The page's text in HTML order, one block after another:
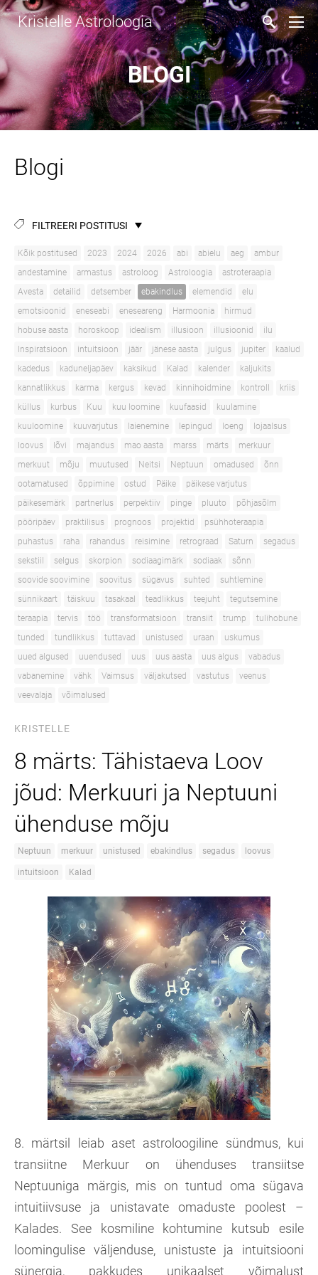
Kristelle Astroloogia
BLOGI
Blogi
FILTREERI POSTITUSI
Kõik postitused 2023 2024 2026 abi abielu aeg
ambur
andestamine
armastus astroloog Astroloogia
astroteraapia
Avesta
detailid detsember ebakindlus elemendid
elu
emotsioonid
eneseabi eneseareng Harmoonia
hirmud
hobuse aasta
horoskoop idealism illusioon illusioonid
ilu
Inspiratsioon
intuitsioon jäär jänese aasta julgus jupiter
kaalud
kadedus
kaduneljapäev kaksikud Kalad kalender
kaljukits
kannatlikkus
karma kergus kevad kinnihoidmine kontroll
kriis
küllus
kurbus Kuu kuu loomine kuufaasid
kuulamine
kuuloomine
kuuvarjutus laienemine lepingud loeng
lojaalsus
loovus
lõvi majandus mao aasta marss märts
merkuur
merkuut
mõju muutused Neitsi Neptuun omadused
õnn
ootamatused
õppimine ostud Päike
päikese varjutus
päikesemärk
partnerlus perpektiiv pinge pluuto
põhjasõlm
pööripäev
praktilisus prognoos projektid
psühhoteraapia
puhastus
raha rahandus reisimine retrograad Saturn
segadus
sekstiil
selgus skorpion sodiaagimärk sodiaak
sõnn
soovide soovimine
soovitus sügavus suhted
suhtlemine
sünnikaart
täiskuu tasakaal teadlikkus teejuht
tegutsemine
teraapia
tervis töö transformatsioon transiit trump
tulihobune
tunded
tundlikkus tuttavad unistused uraan
uskumus
uued algused
uuendused uus uus aasta uus algus
vabadus
vabanemine
vähk Vaimsus väljakutsed vastutus
veenus
veevalaja
võimalused
KRISTELLE
8 märts: Tähistaeva Loov
jõud: Merkuuri ja Neptuuni
ühenduse mõju
Neptuun merkuur unistused ebakindlus segadus loovus
intuitsioon Kalad
8. märtsil leiab aset astroloogiline sündmus, kui
transiitne Merkuur on ühenduses transiitse
Neptuuniga märgis, mis on tuntud oma sügava
intuitiivsuse ja unistavate omaduste poolest –
Kalades. See kosmiline kohtumine kutsub esile
loomingulise väljenduse, unistuste ja intuitsiooni
sünergia, pakkudes unikaalset võimalust